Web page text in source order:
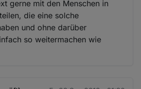
gerne mit den Menschen in
die eine solche
und ohne darüber
so weitermachen wie